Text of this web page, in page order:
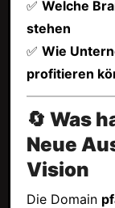
✅ Welche
stehen
✅ Wie
profitieren
🔄 Was
Neue
Vision
Die Domain